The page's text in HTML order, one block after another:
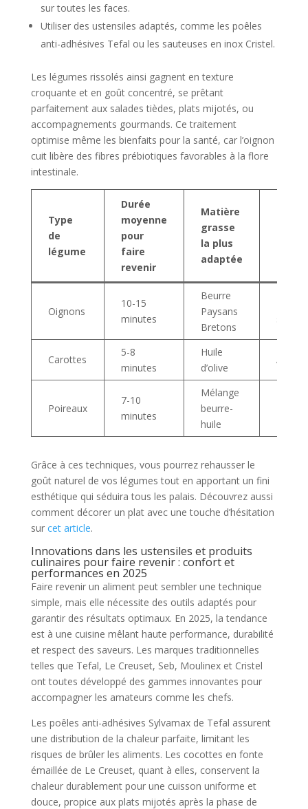
sur toutes les faces.
Utiliser des ustensiles adaptés, comme les poêles
anti-adhésives Tefal ou les sauteuses en inox Cristel.
Les légumes rissolés ainsi gagnent en texture
croquante et en goût concentré, se prêtant
parfaitement aux salades tièdes, plats mijotés, ou
accompagnements gourmands. Ce traitement
optimise même les bienfaits pour la santé, car l’oignon
cuit libère des fibres prébiotiques favorables à la flore
intestinale.
Type
de
légume
Durée
moyenne
pour
faire
revenir
Matière
grasse
la plus
adaptée
Oignons
10-15
minutes
Beurre
Paysans
Bretons
Carottes
5-8
minutes
Huile
d’olive
Poireaux
7-10
minutes
Mélange
beurre-
huile
Grâce à ces techniques, vous pourrez rehausser le
goût naturel de vos légumes tout en apportant un fini
esthétique qui séduira tous les palais. Découvrez aussi
comment décorer un plat avec une touche d’hésitation
sur cet article.
Innovations dans les ustensiles et produits
culinaires pour faire revenir : confort et
performances en 2025
Faire revenir un aliment peut sembler une technique
simple, mais elle nécessite des outils adaptés pour
garantir des résultats optimaux. En 2025, la tendance
est à une cuisine mêlant haute performance, durabilité
et respect des saveurs. Les marques traditionnelles
telles que Tefal, Le Creuset, Seb, Moulinex et Cristel
ont toutes développé des gammes innovantes pour
accompagner les amateurs comme les chefs.
Les poêles anti-adhésives Sylvamax de Tefal assurent
une distribution de la chaleur parfaite, limitant les
risques de brûler les aliments. Les cocottes en fonte
émaillée de Le Creuset, quant à elles, conservent la
chaleur durablement pour une cuisson uniforme et
douce, propice aux plats mijotés après la phase de